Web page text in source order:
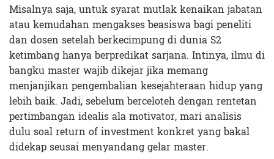
Misalnya saja, untuk syarat mutlak kenaikan jabatan
atau kemudahan mengakses beasiswa bagi peneliti
dan dosen setelah berkecimpung di dunia S2
ketimbang hanya berpredikat sarjana. Intinya, ilmu di
bangku master wajib dikejar jika memang
menjanjikan pengembalian kesejahteraan hidup yang
lebih baik. Jadi, sebelum berceloteh dengan rentetan
pertimbangan idealis ala motivator, mari analisis
dulu soal return of investment konkret yang bakal
didekap seusai menyandang gelar master.